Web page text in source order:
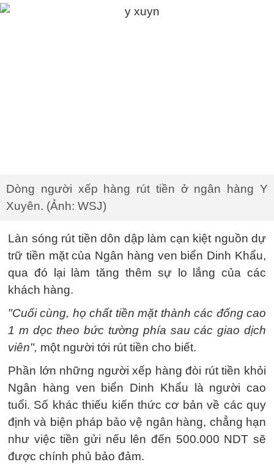
Dòng người xếp hàng rút tiền ở ngân hàng Y
Xuyên. (Ảnh: WSJ)
Làn sóng rút tiền dôn dập làm cạn kiệt nguồn dự
trữ tiền mặt của Ngân hàng ven biển Dinh Khẩu,
qua đó lại làm tăng thêm sự lo lắng của các
khách hàng.
"Cuối cùng, họ chất tiền mặt thành các đống cao
1 m dọc theo bức tường phía sau các giao dịch
viên", một người tới rút tiền cho biết.
Phần lớn những người xếp hàng đòi rút tiền khỏi
Ngân hàng ven biển Dinh Khẩu là người cao
tuổi. Số khác thiếu kiến thức cơ bản về các quy
định và biện pháp bảo vệ ngân hàng, chẳng hạn
như việc tiền gửi nếu lên đến 500.000 NDT sẽ
được chính phủ bảo đảm.